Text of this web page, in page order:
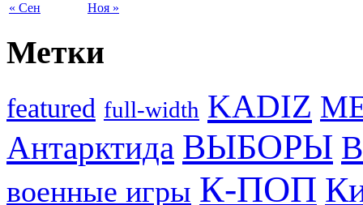
« Сен Ноя »
Метки
featured full-width KADIZ
Антарктида ВЫБОРЫ
военные игры К-ПОП